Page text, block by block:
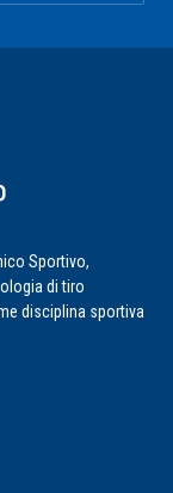
Sportivo,
di tiro
disciplina sportiva